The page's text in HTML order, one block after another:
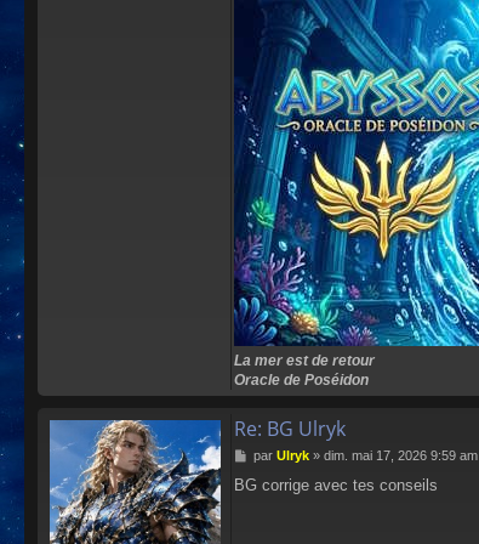
La mer est de retour
Oracle de Poséidon
Re: BG Ulryk
M
s
par Ulryk» dim. mai 17, 2026 9:59 am
BG corrige avec tes conseils